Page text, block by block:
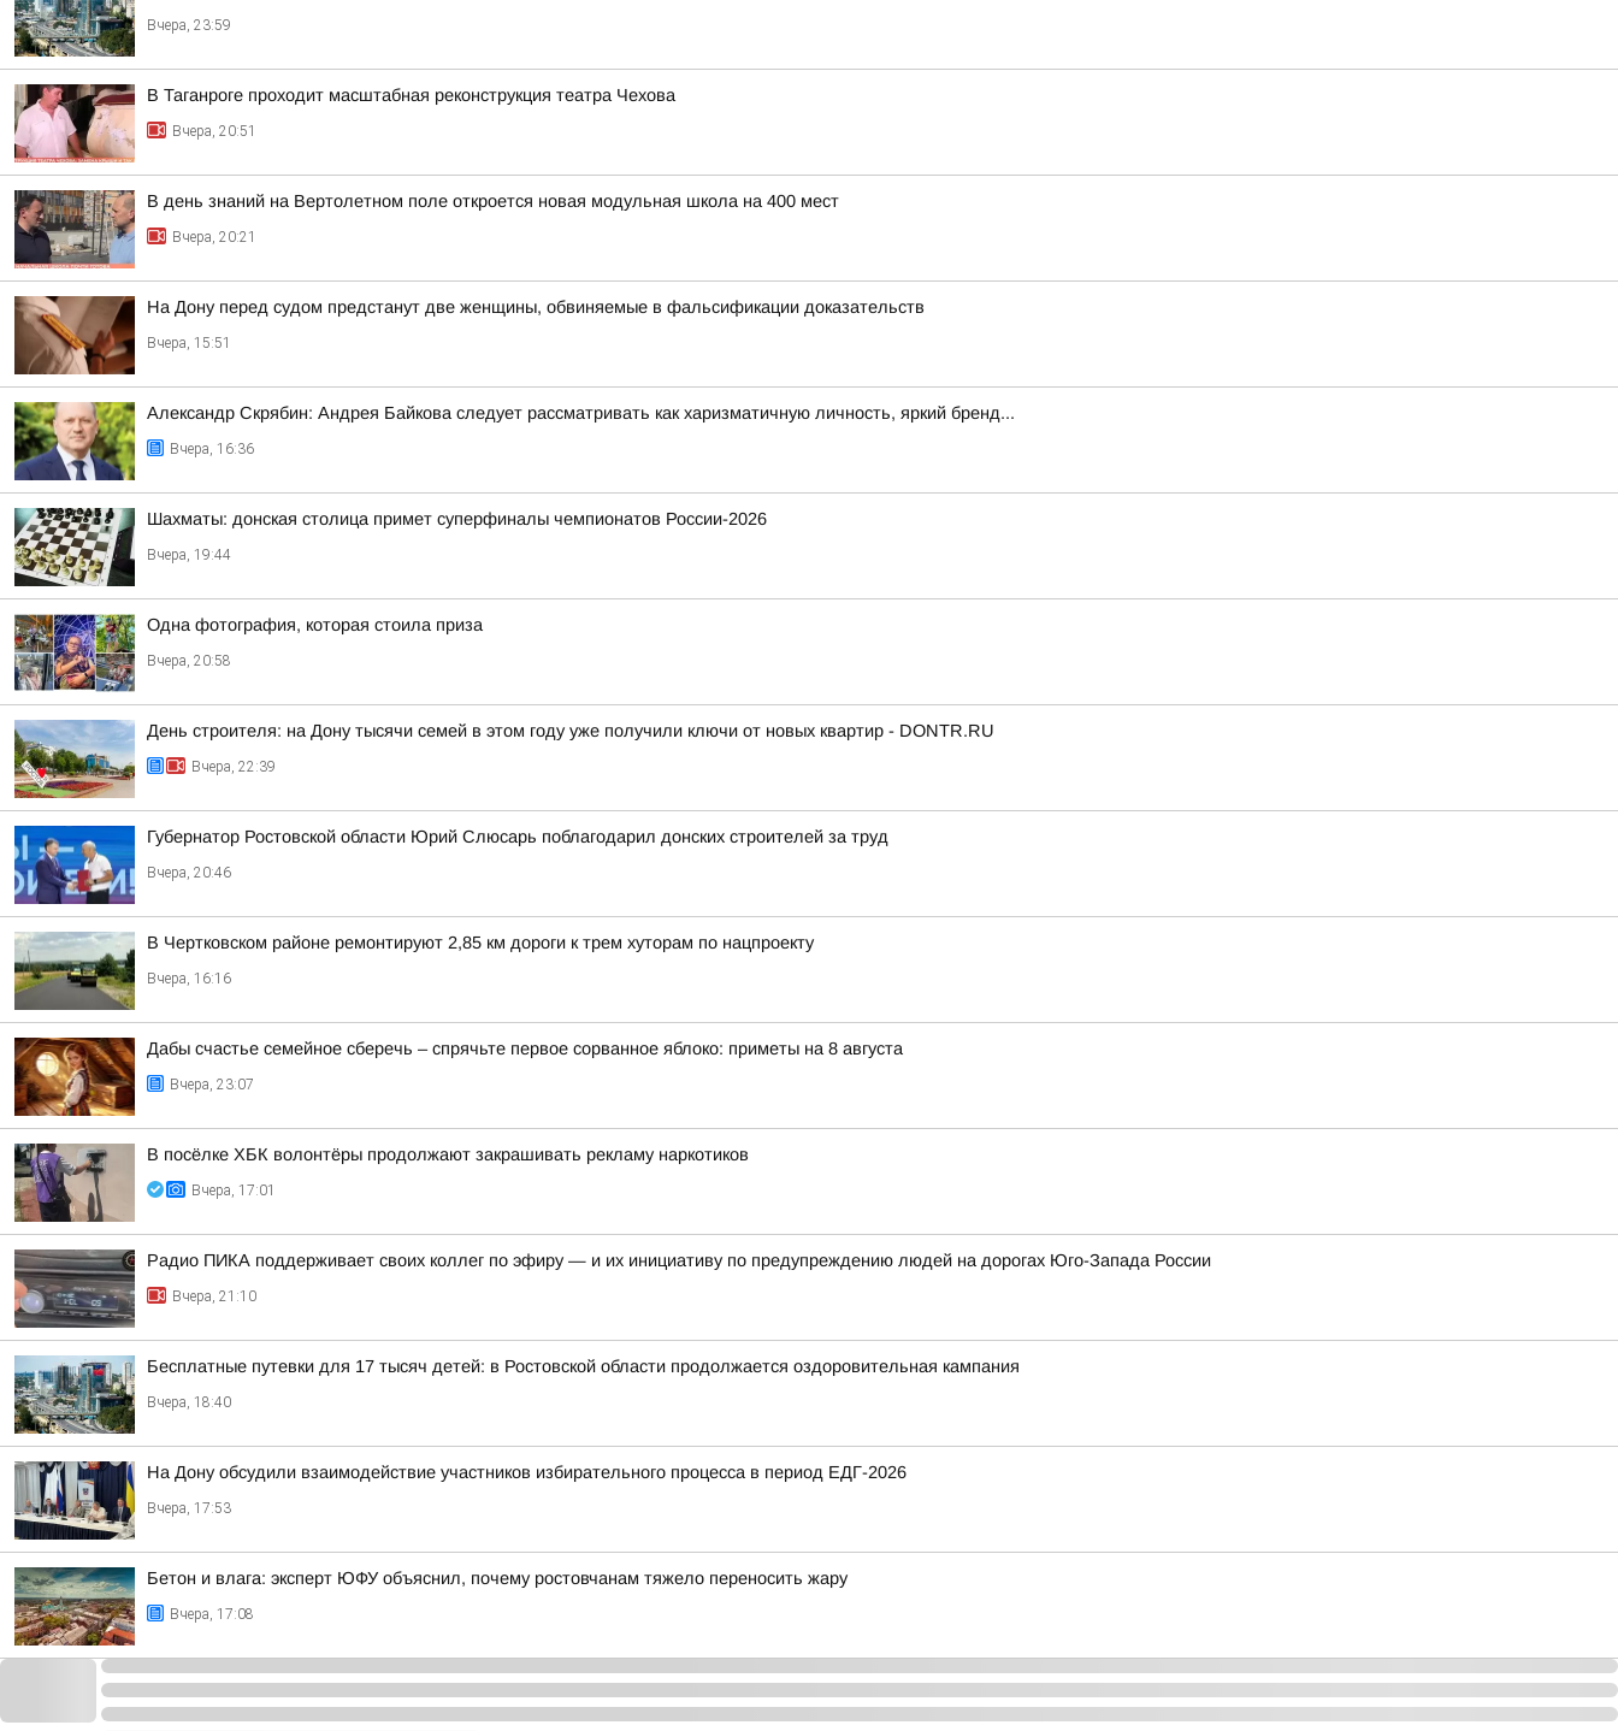
Вчера, 23:59
В Таганроге проходит масштабная реконструкция театра Чехова
Вчера, 20:51
В день знаний на Вертолетном поле откроется новая модульная школа на 400 мест
Вчера, 20:21
На Дону перед судом предстанут две женщины, обвиняемые в фальсификации доказательств
Вчера, 15:51
Александр Скрябин: Андрея Байкова следует рассматривать как харизматичную личность, яркий бренд...
Вчера, 16:36
Шахматы: донская столица примет суперфиналы чемпионатов России-2026
Вчера, 19:44
Одна фотография, которая стоила приза
Вчера, 20:58
День строителя: на Дону тысячи семей в этом году уже получили ключи от новых квартир - DONTR.RU
Вчера, 22:39
Губернатор Ростовской области Юрий Слюсарь поблагодарил донских строителей за труд
Вчера, 20:46
В Чертковском районе ремонтируют 2,85 км дороги к трем хуторам по нацпроекту
Вчера, 16:16
Дабы счастье семейное сберечь – спрячьте первое сорванное яблоко: приметы на 8 августа
Вчера, 23:07
В посёлке ХБК волонтёры продолжают закрашивать рекламу наркотиков
Вчера, 17:01
Радио ПИКА поддерживает своих коллег по эфиру — и их инициативу по предупреждению людей на дорогах Юго-Запада России
Вчера, 21:10
Бесплатные путевки для 17 тысяч детей: в Ростовской области продолжается оздоровительная кампания
Вчера, 18:40
На Дону обсудили взаимодействие участников избирательного процесса в период ЕДГ-2026
Вчера, 17:53
Бетон и влага: эксперт ЮФУ объяснил, почему ростовчанам тяжело переносить жару
Вчера, 17:08